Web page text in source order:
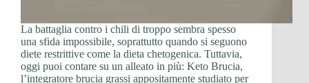
La battaglia contro i chili di troppo sembra spesso
una sfida impossibile, soprattutto quando si seguono
diete restrittive come la dieta chetogenica. Tuttavia,
oggi puoi contare su un alleato in più: Keto Brucia,
l’integratore brucia grassi appositamente studiato per